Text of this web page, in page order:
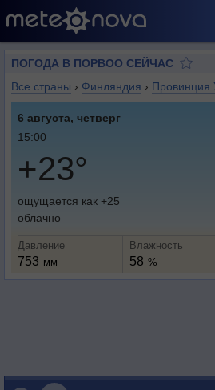
ПОГОДА В ПОРВОО СЕЙЧАС
Все страны › Финляндия › Провинция
6 августа, четверг
15:00
+23°
ощущается как +25
облачно
Давление
753 мм
Влажность
58 %